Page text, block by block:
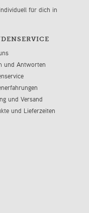
für dich in
und Antworten
und Versand
und Lieferzeiten